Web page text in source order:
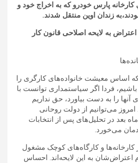
پارس خودرو كه به اخراج خود و
زندان اوين منتقل شدند.
به لایحه اصلاحی قانون کار
اساس معیشت خانواده‌های کارگری را
فردا اگر سیاستمداری توانست با
را به دست بیاورد، حق نداریم
می‌توانیم از دولت روحانی
بعد در تحلیل‌های پس از انتخابات
می‌خورد.
و کارگاه‌های کوچک مشغول
اعتراض‌شان به این لایحه‌اند. احساس